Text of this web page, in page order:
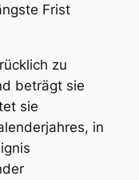
Frist
zu
beträgt sie
sie
in